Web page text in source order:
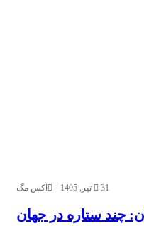
آکس مگ 31 تیر, 1405
چند ستاره در جهان